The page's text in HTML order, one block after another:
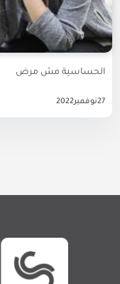
الحساسية مش مرض
27نوفمبر2022